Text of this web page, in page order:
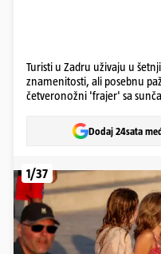
Turisti u Zadru uživaju u
znamenitosti, ali posebnu
četveronožni 'frajer' sa
Dodaj 24sata
1/37